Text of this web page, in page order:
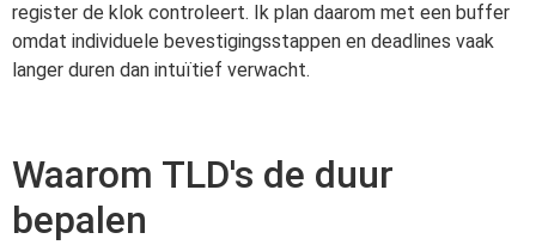
register de klok controleert. Ik plan daarom met een buffer
omdat individuele bevestigingsstappen en deadlines vaak
langer duren dan intuïtief verwacht.
Waarom TLD's de duur
bepalen